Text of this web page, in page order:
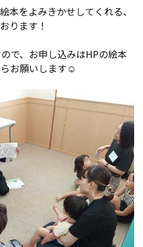
本をよみきかせしてくれる、
ります！
で、お申し込みはHPの絵本
お願いします☺️